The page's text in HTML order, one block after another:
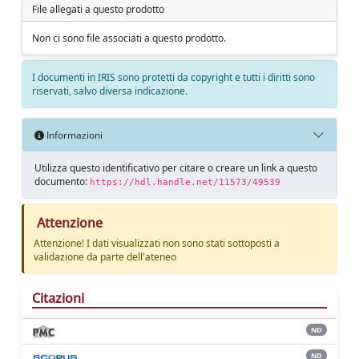
File allegati a questo prodotto
Non ci sono file associati a questo prodotto.
I documenti in IRIS sono protetti da copyright e tutti i diritti sono
riservati, salvo diversa indicazione.
Informazioni
Utilizza questo identificativo per citare o creare un link a questo
documento: https://hdl.handle.net/11573/49539
Attenzione
Attenzione! I dati visualizzati non sono stati sottoposti a
validazione da parte dell'ateneo
Citazioni
ND
ND